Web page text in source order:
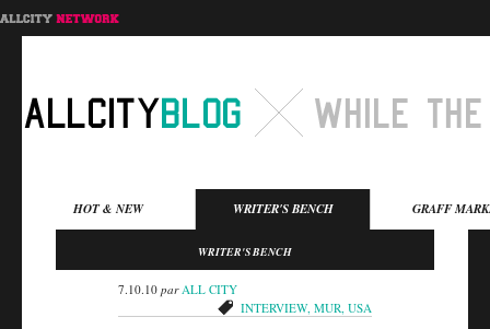
Aller au contenu
Aller au contenu
HOT & NEW WRITER'S BENCH GRAFF
WRITER'S BENCH
7.10.10 par ALL CITY
INTERVIEW, MUR USA